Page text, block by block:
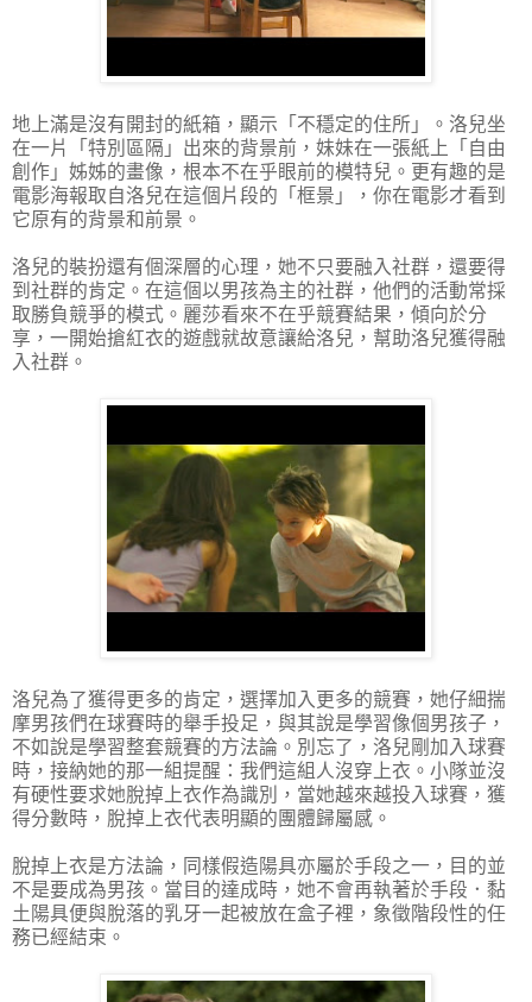
地上滿是沒有開封的紙箱，顯示「不穩定的住所」。洛兒坐
在一片「特別區隔」出來的背景前，妹妹在一張紙上「自由
創作」姊姊的畫像，根本不在乎眼前的模特兒。更有趣的是
電影海報取自洛兒在這個片段的「框景」，你在電影才看到
它原有的背景和前景。
洛兒的裝扮還有個深層的心理，她不只要融入社群，還要得
到社群的肯定。在這個以男孩為主的社群，他們的活動常採
取勝負競爭的模式。麗莎看來不在乎競賽結果，傾向於分
享，一開始搶紅衣的遊戲就故意讓給洛兒，幫助洛兒獲得融
入社群。
洛兒為了獲得更多的肯定，選擇加入更多的競賽，她仔細揣
摩男孩們在球賽時的舉手投足，與其說是學習像個男孩子，
不如說是學習整套競賽的方法論。別忘了，洛兒剛加入球賽
時，接納她的那一組提醒：我們這組人沒穿上衣。小隊並沒
有硬性要求她脫掉上衣作為識別，當她越來越投入球賽，獲
得分數時，脫掉上衣代表明顯的團體歸屬感。
脫掉上衣是方法論，同樣假造陽具亦屬於手段之一，目的並
不是要成為男孩。當目的達成時，她不會再執著於手段．黏
土陽具便與脫落的乳牙一起被放在盒子裡，象徵階段性的任
務已經結束。